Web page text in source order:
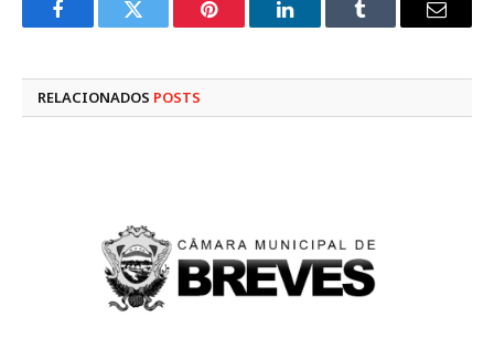
FacebookTwitter Pinterest LinkedInTumblr
E-
RELACIONADOS POSTS